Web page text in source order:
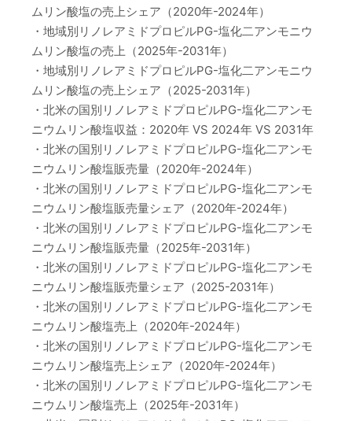
ムリン酸塩の売上シェア（2020年-2024年）
・地域別リノレアミドプロピルPG-塩化二アンモニウ
ムリン酸塩の売上（2025年-2031年）
・地域別リノレアミドプロピルPG-塩化二アンモニウ
ムリン酸塩の売上シェア（2025-2031年）
・北米の国別リノレアミドプロピルPG-塩化二アンモ
ニウムリン酸塩収益：2020年 VS 2024年 VS 2031年
・北米の国別リノレアミドプロピルPG-塩化二アンモ
ニウムリン酸塩販売量（2020年-2024年）
・北米の国別リノレアミドプロピルPG-塩化二アンモ
ニウムリン酸塩販売量シェア（2020年-2024年）
・北米の国別リノレアミドプロピルPG-塩化二アンモ
ニウムリン酸塩販売量（2025年-2031年）
・北米の国別リノレアミドプロピルPG-塩化二アンモ
ニウムリン酸塩販売量シェア（2025-2031年）
・北米の国別リノレアミドプロピルPG-塩化二アンモ
ニウムリン酸塩売上（2020年-2024年）
・北米の国別リノレアミドプロピルPG-塩化二アンモ
ニウムリン酸塩売上シェア（2020年-2024年）
・北米の国別リノレアミドプロピルPG-塩化二アンモ
ニウムリン酸塩売上（2025年-2031年）